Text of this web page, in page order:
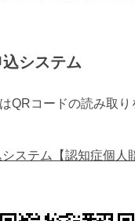
込システム
QRコードの読み取り
ステム【認知症個人